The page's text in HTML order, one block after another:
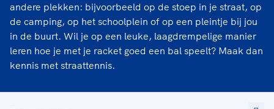
andere plekken: bijvoorbeeld op de stoep in je straat, op
de camping, op het schoolplein of op een pleintje bij jou
in de buurt. Wil je op een leuke, laagdrempelige manier
leren hoe je met je racket goed een bal speelt? Maak dan
kennis met straattennis.